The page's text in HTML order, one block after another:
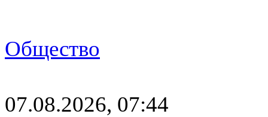
Общество
07.08.2026, 07:44